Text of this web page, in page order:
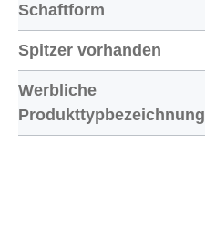
Schaftform
Spitzer vorhanden
Werbliche
Produkttypbezeichnung